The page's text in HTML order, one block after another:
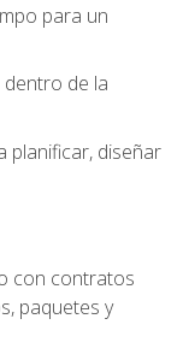
para un
de la
planificar, diseñar
con contratos
paquetes y